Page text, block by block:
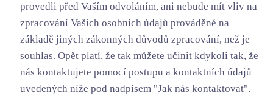
provedli před Vaším odvoláním, ani nebude mít vliv na
zpracování Vašich osobních údajů prováděné na
základě jiných zákonných důvodů zpracování, než je
souhlas. Opět platí, že tak můžete učinit kdykoli tak, že
nás kontaktujete pomocí postupu a kontaktních údajů
uvedených níže pod nadpisem "Jak nás kontaktovat".